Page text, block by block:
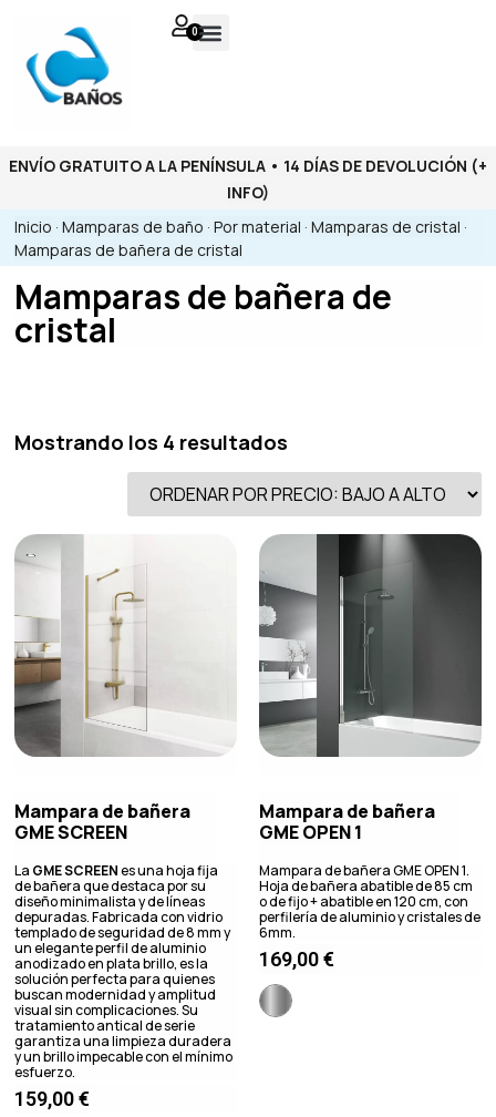
0
ENVÍO GRATUITO A LA PENÍNSULA • 14 DÍAS DE DEVOLUCIÓN (+
INFO)
Inicio ·Mamparas de baño ·Por material ·Mamparas de cristal ·
Mamparas de bañera de cristal
Mamparas de bañera de
cristal
Mostrando los 4 resultados
Mampara de bañera
GME SCREEN
La GME SCREENes una hoja fija
de bañera que destaca por su
diseño minimalista y de líneas
depuradas. Fabricada con vidrio
templado de seguridad de 8 mm y
un elegante perfil de aluminio
anodizado en plata brillo, es la
solución perfecta para quienes
buscan modernidad y amplitud
visual sin complicaciones. Su
tratamiento antical de serie
garantiza una limpieza duradera
y un brillo impecable con el mínimo
esfuerzo.
159,00€
Mampara de bañera
GME OPEN 1
Mampara de bañera GME OPEN 1.
Hoja de bañera abatible de 85 cm
o de fijo + abatible en 120 cm, con
perfilería de aluminio y cristales de
6mm.
169,00€